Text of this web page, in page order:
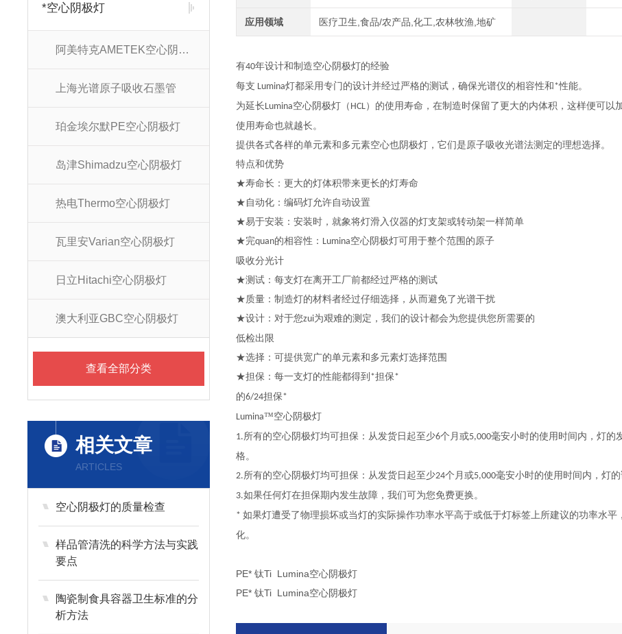
*空心阴极灯
阿美特克AMETEK空心阴极灯
上海光谱原子吸收石墨管
珀金埃尔默PE空心阴极灯
岛津Shimadzu空心阴极灯
热电Thermo空心阴极灯
瓦里安Varian空心阴极灯
日立Hitachi空心阴极灯
澳大利亚GBC空心阴极灯
查看全部分类
相关文章
ARTICLES
空心阴极灯的质量检查
样品管清洗的科学方法与实践
要点
陶瓷制食具容器卫生标准的分
析方法
应用领域 医疗卫生,食品/农产品,化工,农林牧渔,地矿
有40年设计和制造空心阴极灯的经验
每支 Lumina灯都采用专门的设计并经过严格的测试，确保光谱仪的相容性和 *性能。
为延长Lumina空心阴极灯（ HCL）的使用寿命，在制造时保留了更大的内体积，这样便可
使用寿命也就越长。
提供各式各样的单元素和多元素空心也阴极灯，它们是原子吸收光谱法测定的理想选择。
特点和优势
★寿命长：更大的灯体积带来更长的灯寿命
★自动化：编码灯允许自动设置
★易于安装：安装时，就象将灯滑入仪器的灯支架或转动架一样简单
★完quan的相容性： Lumina空心阴极灯可用于整个范围的原子
吸收分光计
★测试：每支灯在离开工厂前都经过严格的测试
★质量：制造灯的材料者经过仔细选择，从而避免了光谱干扰
★设计：对于您zui为艰难的测定，我们的设计都会为您提供您所需要的
低检出限
★选择：可提供宽广的单元素和多元素灯选择范围
★担保：每一支灯的性能都得到 *担保*
的6/24担保*
Lumina™空心阴极灯
1.所有的空心阴极灯均可担保：从发货日起至少6个月或5,000毫安小时的使用时间内，灯的
格。
2.所有的空心阴极灯均可担保：从发货日起至少24个月或5,000毫安小时的使用时间内，灯
3.如果任何灯在担保期内发生故障，我们可为您免费更换。
* 如果灯遭受了物理损坏或当灯的实际操作功率水平高于或低于灯标签上所建议的功率水
化。
PE* 钛Ti Lumina空心阴极灯
PE* 钛Ti Lumina空心阴极灯